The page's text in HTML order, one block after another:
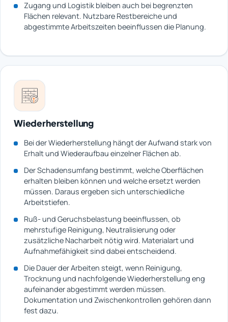
Zugang und Logistik bleiben auch bei begrenzten
Flächen relevant. Nutzbare Restbereiche und
abgestimmte Arbeitszeiten beeinflussen die Planung.
Wiederherstellung
Bei der Wiederherstellung hängt der Aufwand stark von
Erhalt und Wiederaufbau einzelner Flächen ab.
Der Schadensumfang bestimmt, welche Oberflächen
erhalten bleiben können und welche ersetzt werden
müssen. Daraus ergeben sich unterschiedliche
Arbeitstiefen.
Ruß- und Geruchsbelastung beeinflussen, ob
mehrstufige Reinigung, Neutralisierung oder
zusätzliche Nacharbeit nötig wird. Materialart und
Aufnahmefähigkeit sind dabei entscheidend.
Die Dauer der Arbeiten steigt, wenn Reinigung,
Trocknung und nachfolgende Wiederherstellung eng
aufeinander abgestimmt werden müssen.
Dokumentation und Zwischenkontrollen gehören dann
fest dazu.